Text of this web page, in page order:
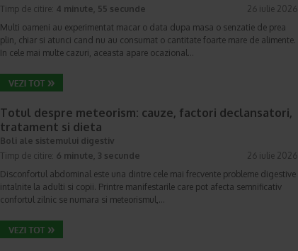
Timp de citire: 4 minute, 55 secunde
26 iulie 2026
Multi oameni au experimentat macar o data dupa masa o senzatie de prea
plin, chiar si atunci cand nu au consumat o cantitate foarte mare de alimente.
In cele mai multe cazuri, aceasta apare ocazional…
Totul despre meteorism: cauze, factori declansatori,
tratament si dieta
Boli ale sistemului digestiv
Timp de citire: 6 minute, 3 secunde
26 iulie 2026
Disconfortul abdominal este una dintre cele mai frecvente probleme digestive
intalnite la adulti si copii. Printre manifestarile care pot afecta semnificativ
confortul zilnic se numara si meteorismul,…